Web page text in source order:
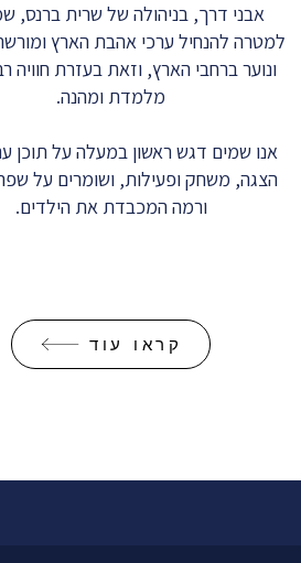
אבני דרך, בניהולה של שרית ברנס,
למטרה להנחיל ערכי אהבת הארץ
ונוער ברחבי הארץ, וזאת בעזרת חוויה
מלמדת ומהנה.
אנו שמים דגש ראשון במעלה על תוכן
הצגה, משחק ופעילות, ושומרים על
ורמה המכבדת את הילדים.
קראו עוד
אבני דרך בתפוצות!
על התוכן האיכותי של אבני
לידי התפוצות? עזרו לנו ושלחו את